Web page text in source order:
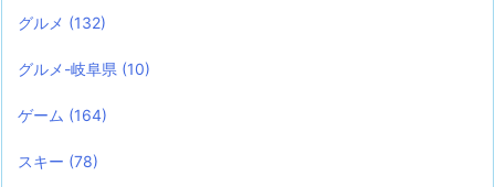
グルメ (132)
グルメ-岐阜県 (10)
ゲーム (164)
スキー (78)